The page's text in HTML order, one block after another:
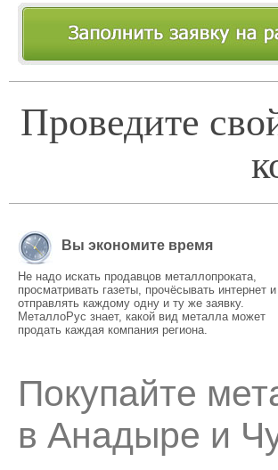
Проведите
Вы экономите время
Не надо искать продавцов металлопроката,
просматривать газеты, прочёсывать интернет и
отправлять каждому одну и ту же заявку.
МеталлоРус знает, какой вид металла может
продать каждая компания региона.
Покупайте
в Анадыре и